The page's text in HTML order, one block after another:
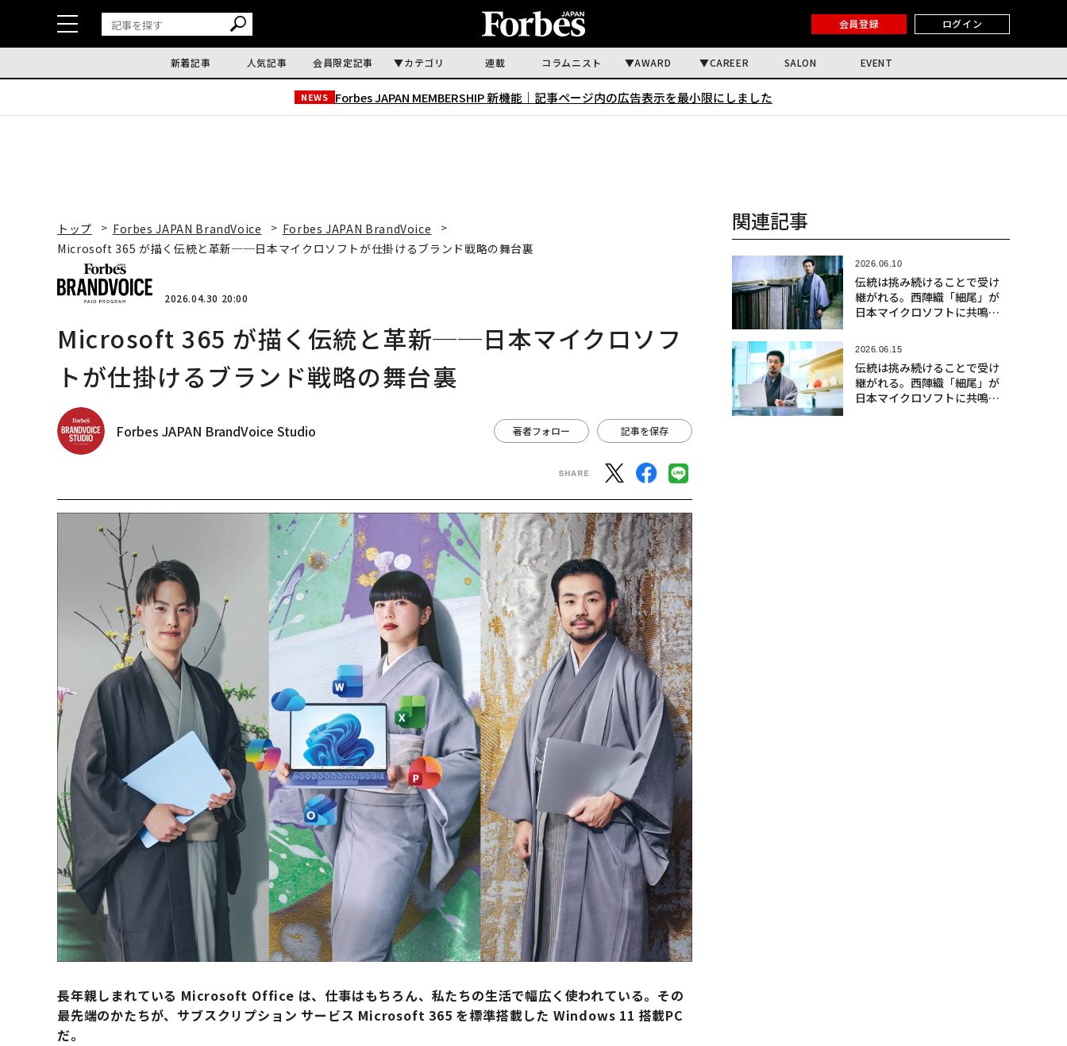
会員登録 ログイン
新着記事 人気記事 会員限定記事 カテゴリ 連載 コラムニスト AWARD CAREER SALON EVENT
NEWS Forbes JAPAN MEMBERSHIP 新機能｜ 記事ページ内の広告表示を最小限にしました
トップ Forbes JAPAN BrandVoice
Forbes JAPAN BrandVoice
Microsoft 365 が描く伝統と革新──日本マイクロソフトが仕掛けるブランド戦略の舞台裏
2026.04.30 20:00
Microsoft 365 が描く伝統と革新──日本マイクロソフ
トが仕掛けるブランド戦略の舞台裏
Forbes JAPAN BrandVoice Studio 著者フォロー 記事を保存
長年親しまれている Microsoft Office は、仕事はもちろん、私たちの生活で幅広く使われている。その
最先端のかたちが、サブスクリプション サービス Microsoft 365 を標準搭載した Windows 11 搭載PC
だ。
関連記事
2026.06.10
伝統は挑み続けることで受け
継がれる。西陣織「細尾」が
日本マイクロソフトに共鳴す
2026.06.15
伝統は挑み続けることで受け
継がれる。西陣織「細尾」が
日本マイクロソフトに共鳴す